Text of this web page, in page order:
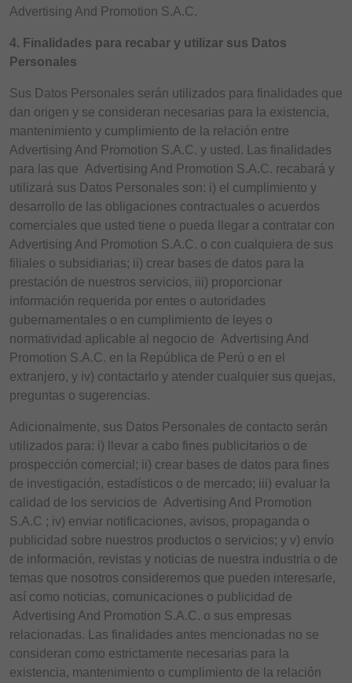
Advertising And Promotion S.A.C.
4. Finalidades para recabar y utilizar sus Datos
Personales
Sus Datos Personales serán utilizados para finalidades que
dan origen y se consideran necesarias para la existencia,
mantenimiento y cumplimiento de la relación entre
Advertising And Promotion S.A.C. y usted. Las finalidades
para las que Advertising And Promotion S.A.C. recabará y
utilizará sus Datos Personales son: i) el cumplimiento y
desarrollo de las obligaciones contractuales o acuerdos
comerciales que usted tiene o pueda llegar a contratar con
Advertising And Promotion S.A.C. o con cualquiera de sus
filiales o subsidiarias; ii) crear bases de datos para la
prestación de nuestros servicios, iii) proporcionar
información requerida por entes o autoridades
gubernamentales o en cumplimiento de leyes o
normatividad aplicable al negocio de Advertising And
Promotion S.A.C. en la República de Perú o en el
extranjero, y iv) contactarlo y atender cualquier sus quejas,
preguntas o sugerencias.
Adicionalmente, sus Datos Personales de contacto serán
utilizados para: i) llevar a cabo fines publicitarios o de
prospección comercial; ii) crear bases de datos para fines
de investigación, estadísticos o de mercado; iii) evaluar la
calidad de los servicios de Advertising And Promotion
S.A.C ; iv) enviar notificaciones, avisos, propaganda o
publicidad sobre nuestros productos o servicios; y v) envío
de información, revistas y noticias de nuestra industria o de
temas que nosotros consideremos que pueden interesarle,
así como noticias, comunicaciones o publicidad de
Advertising And Promotion S.A.C. o sus empresas
relacionadas. Las finalidades antes mencionadas no se
consideran como estrictamente necesarias para la
existencia, mantenimiento o cumplimiento de la relación